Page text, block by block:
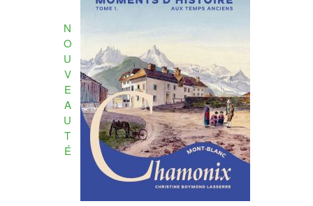
N
O
U
V
E
A
U
T
É